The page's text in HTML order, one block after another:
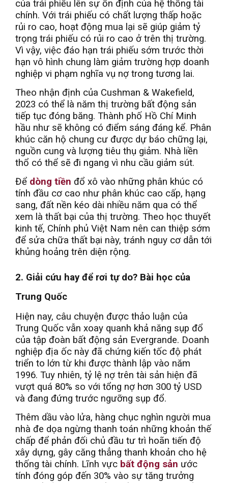
của trái phiếu lên sự ổn định của hệ thống tài
chính. Với trái phiếu có chất lượng thấp hoặc
rủi ro cao, hoạt động mua lại sẽ giúp giảm tỷ
trọng trái phiếu có rủi ro cao ở trên thị trường.
Vì vậy, việc đáo hạn trái phiếu sớm trước thời
hạn vô hình chung làm giảm trường hợp doanh
nghiệp vi phạm nghĩa vụ nợ trong tương lai.
Theo nhận định của Cushman & Wakefield,
2023 có thể là năm thị trường bất động sản
tiếp tục đóng băng. Thành phố Hồ Chí Minh
hầu như sẽ không có điểm sáng đáng kể. Phân
khúc căn hộ chung cư được dự báo chững lại,
nguồn cung và lượng tiêu thụ giảm. Nhà liền
thổ có thể sẽ đi ngang vì nhu cầu giảm sút.
Để dòng tiền đổ xô vào những phân khúc có
tính đầu cơ cao như phân khúc cao cấp, hạng
sang, đất nền kéo dài nhiều năm qua có thể
xem là thất bại của thị trường. Theo học thuyết
kinh tế, Chính phủ Việt Nam nên can thiệp sớm
để sửa chữa thất bại này, tránh nguy cơ dẫn tới
khủng hoảng trên diện rộng.
2. Giải cứu hay để rơi tự do? Bài học của
Trung Quốc
Hiện nay, câu chuyện được thảo luận của
Trung Quốc vẫn xoay quanh khả năng sụp đổ
của tập đoàn bất động sản Evergrande. Doanh
nghiệp địa ốc này đã chứng kiến tốc độ phát
triển to lớn từ khi được thành lập vào năm
1996. Tuy nhiên, tỷ lệ nợ trên tài sản hiện đã
vượt quá 80% so với tổng nợ hơn 300 tỷ USD
và đang đứng trước ngưỡng sụp đổ.
Thêm dầu vào lửa, hàng chục nghìn người mua
nhà đe dọa ngừng thanh toán những khoản thế
chấp để phản đối chủ đầu tư trì hoãn tiến độ
xây dựng, gây căng thẳng thanh khoản cho hệ
thống tài chính. Lĩnh vực bất động sản ước
tính đóng góp đến 30% vào sự tăng trưởng